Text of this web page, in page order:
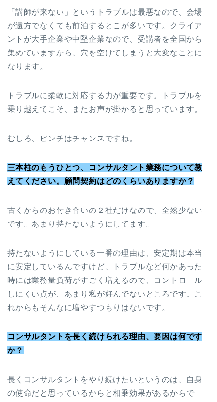
「講師が来ない」というトラブルは最悪なので、会場
が遠方でなくても前泊するとこが多いです。クライア
ントが大手企業や中堅企業なので、受講者を全国から
集めていますから、穴を空けてしまうと大変なことに
なります。
トラブルに柔軟に対応する力が重要です。トラブルを
乗り越えてこそ、またお声が掛かると思っています。
むしろ、ピンチはチャンスですね。
三本柱のもうひとつ、コンサルタント業務について教
えてください。顧問契約はどのくらいありますか？
古くからのお付き合いの２社だけなので、全然少ない
です。あまり持たないようにしてます。
持たないようにしている一番の理由は、安定期は本当
に安定しているんですけど、トラブルなど何かあった
時には業務量負荷がすごく増えるので、コントロール
しにくい点が、あまり私が好んでないところです。こ
れからもそんなに増やすつもりはないです。
コンサルタントを長く続けられる理由、要因は何です
か？
長くコンサルタントをやり続けたいというのは、自身
の使命だと思っているからと相乗効果があるからで